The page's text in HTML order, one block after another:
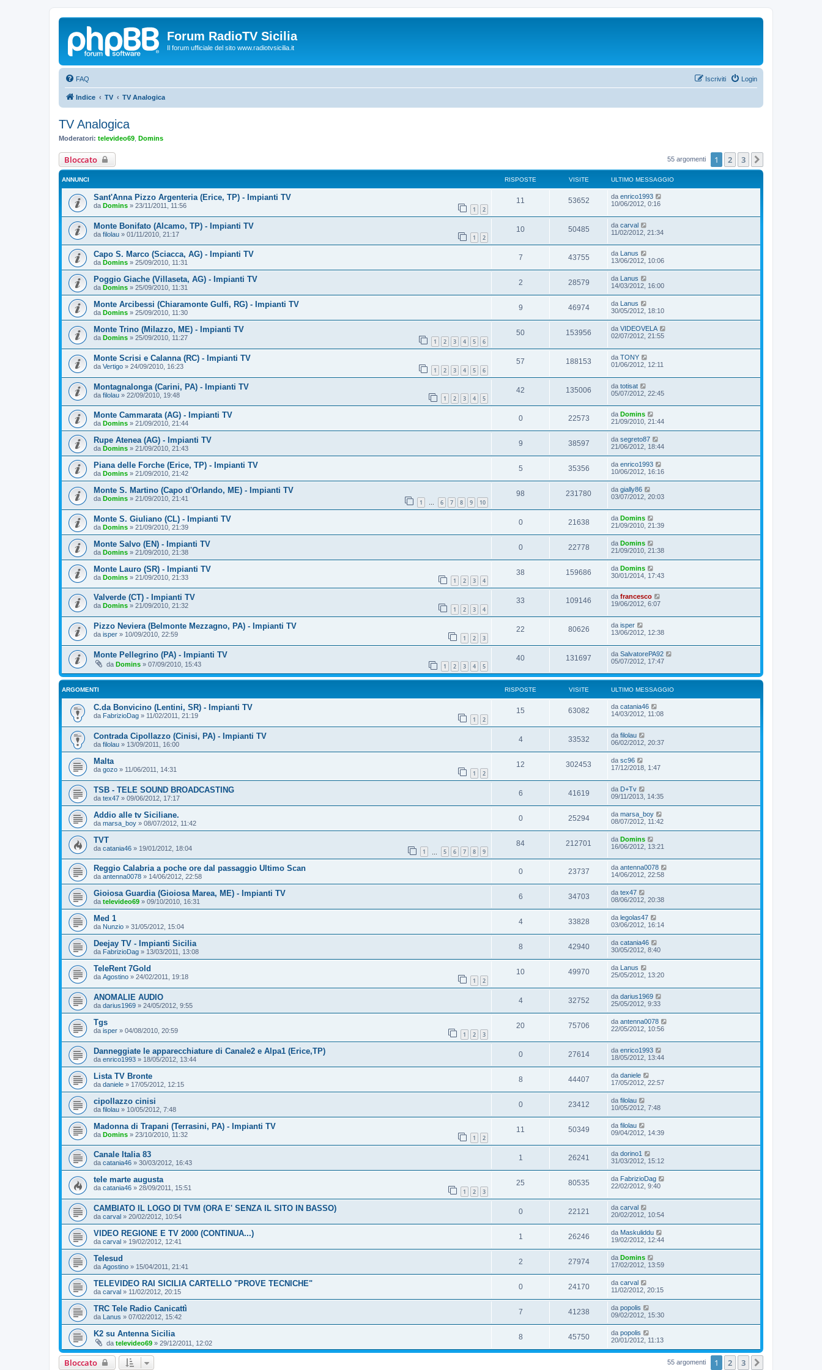
Forum RadioTV Sicilia
Il forum ufficiale del sito www.radiotvsicilia.it
FAQ Login
Iscriviti
Indice TV TV Analogica
TV Analogica
Moderatori: televideo69 Domins
Bloccato 55 argomenti 1 2 3
ANNUNCI RISPOSTE VISITE ULTIMO MESSAGGIO
Sant'Anna Pizzo Argenteria (Erice, TP) - Impianti TV
da Domins » 23/11/2011, 11:56 1 2
11 53652 da enrico1993
10/06/2012, 0:16
Monte Bonifato (Alcamo, TP) - Impianti TV
da filolau » 01/11/2010, 21:17 1 2
10 50485 da carval
11/02/2012, 21:34
Capo S. Marco (Sciacca, AG) - Impianti TV
da Domins » 25/09/2010, 11:31
7 43755 da
Lanus
13/06/2012, 10:06
Poggio Giache (Villaseta, AG) - Impianti TV
da Domins » 25/09/2010, 11:31
2 28579 da
Lanus
14/03/2012, 16:00
Monte Arcibessi (Chiaramonte Gulfi, RG) - Impianti TV
da Domins » 25/09/2010, 11:30
9 46974 da
Lanus
30/05/2012, 18:10
Monte Trino (Milazzo, ME) - Impianti TV
da Domins » 25/09/2010, 11:27 1 2 3 4 5 6
50 153956 da VIDEOVELA
02/07/2012, 21:55
Monte Scrisi e Calanna (RC) - Impianti TV
da Vertigo » 24/09/2010, 16:23 1 2 3 4 5 6
57 188153 da TONY
01/06/2012, 12:11
Montagnalonga (Carini, PA) - Impianti TV
da filolau » 22/09/2010, 19:48 1 2 3 4 5
42 135006 da totisat
05/07/2012, 22:45
Monte Cammarata (AG) - Impianti TV
da Domins » 21/09/2010, 21:44
0 22573 da Domins
21/09/2010, 21:44
Rupe Atenea (AG) - Impianti TV
da Domins » 21/09/2010, 21:43
9 38597 da segreto87
21/06/2012, 18:44
Piana delle Forche (Erice, TP) - Impianti TV
da Domins » 21/09/2010, 21:42
5 35356 da enrico1993
10/06/2012, 16:16
Monte S. Martino (Capo d'Orlando, ME) - Impianti TV
da Domins » 21/09/2010, 21:41 1 … 6 7 8 9 10
98 231780 da gially86
03/07/2012, 20:03
Monte S. Giuliano (CL) - Impianti TV
da Domins » 21/09/2010, 21:39
0 21638 da Domins
21/09/2010, 21:39
Monte Salvo (EN) - Impianti TV
da Domins » 21/09/2010, 21:38
0 22778 da Domins
21/09/2010, 21:38
Monte Lauro (SR) - Impianti TV
da Domins » 21/09/2010, 21:33 1 2 3 4
38 159686 da Domins
30/01/2014, 17:43
Valverde (CT) - Impianti TV
da Domins » 21/09/2010, 21:32 1 2 3 4
33 109146 da francesco
19/06/2012, 6:07
Pizzo Neviera (Belmonte Mezzagno, PA) - Impianti TV
da isper » 10/09/2010, 22:59 1 2 3
22 80626 da isper
13/06/2012, 12:38
Monte Pellegrino (PA) - Impianti TV
da Domins » 07/09/2010, 15:43 1 2 3 4 5
40 131697 da SalvatorePA92
05/07/2012, 17:47
ARGOMENTI RISPOSTE VISITE ULTIMO MESSAGGIO
C.da Bonvicino (Lentini, SR) - Impianti TV
da FabrizioDag » 11/02/2011, 21:19 1 2
15 63082 da catania46
14/03/2012, 11:08
Contrada Cipollazzo (Cinisi, PA) - Impianti TV
da filolau » 13/09/2011, 16:00
4 33532 da filolau
06/02/2012, 20:37
Malta
da gozo » 11/06/2011, 14:31 1 2
12 302453 da sc96
17/12/2018, 1:47
TSB - TELE SOUND BROADCASTING
da tex47 » 09/06/2012, 17:17
6 41619 da D+Tv
09/11/2013, 14:35
Addio alle tv Siciliane.
da marsa_boy » 08/07/2012, 11:42
0 25294 da marsa_boy
08/07/2012, 11:42
TVT
da catania46 » 19/01/2012, 18:04 1 5 6 7 8 9
84 212701 da Domins
16/06/2012, 13:21
Reggio Calabria a poche ore dal passaggio Ultimo Scan
da antenna0078 » 14/06/2012, 22:58
0 23737 da antenna0078
14/06/2012, 22:58
Gioiosa Guardia (Gioiosa Marea, ME) - Impianti TV
da televideo69 » 09/10/2010, 16:31
6 34703 da tex47
08/06/2012, 20:38
Med 1
da Nunzio » 31/05/2012, 15:04
4 33828 da legolas47
03/06/2012, 16:14
Deejay TV - Impianti Sicilia
da FabrizioDag » 13/03/2011, 13:08
8 42940 da catania46
30/05/2012, 8:40
TeleRent 7Gold
da Agostino » 24/02/2011, 19:18 1 2
10 49970 da
Lanus
25/05/2012, 13:20
ANOMALIE AUDIO
da darius1969 » 24/05/2012, 9:55
4 32752 da darius1969
25/05/2012, 9:33
Tgs
da isper » 04/08/2010, 20:59 1 2 3
20 75706 da antenna0078
22/05/2012, 10:56
Danneggiate le apparecchiature di Canale2 e Alpa1 (Erice,TP)
da enrico1993 » 18/05/2012, 13:44
0 27614 da enrico1993
18/05/2012, 13:44
Lista TV Bronte
da daniele » 17/05/2012, 12:15
8 44407 da daniele
17/05/2012, 22:57
cipollazzo cinisi
da filolau » 10/05/2012, 7:48
0 23412 da filolau
10/05/2012, 7:48
Madonna di Trapani (Terrasini, PA) - Impianti TV
da Domins » 23/10/2010, 11:32 1 2
11 50349 da filolau
09/04/2012, 14:39
Canale Italia 83
da catania46 » 30/03/2012, 16:43
1 26241 da dorino1
31/03/2012, 15:12
tele marte augusta
da catania46 » 28/09/2011, 15:51 1 2 3
25 80535 da FabrizioDag
22/02/2012, 9:40
CAMBIATO IL LOGO DI TVM (ORA E' SENZA IL SITO IN BASSO)
da carval » 20/02/2012, 10:54
0 22121 da carval
20/02/2012, 10:54
VIDEO REGIONE E TV 2000 (CONTINUA...)
da carval » 19/02/2012, 12:41
1 26246 da Maskuliddu
19/02/2012, 12:44
Telesud
da Agostino » 15/04/2011, 21:41
2 27974 da Domins
17/02/2012, 13:59
TELEVIDEO RAI SICILIA CARTELLO "PROVE TECNICHE"
da carval » 11/02/2012, 20:15
0 24170 da carval
11/02/2012, 20:15
TRC Tele Radio Canicattì
da Lanus » 07/02/2012, 15:42
7 41238 da popolis
09/02/2012, 15:30
K2 su Antenna Sicilia
da televideo69 » 29/12/2011, 12:02
8 45750 da popolis
20/01/2012, 11:13
Bloccato 55 argomenti 1 2 3